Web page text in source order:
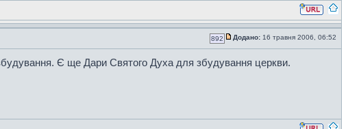
892 Додано: 16 травня 2006, 06:52
Є ще Дари Святого Духа для збудування церкви.